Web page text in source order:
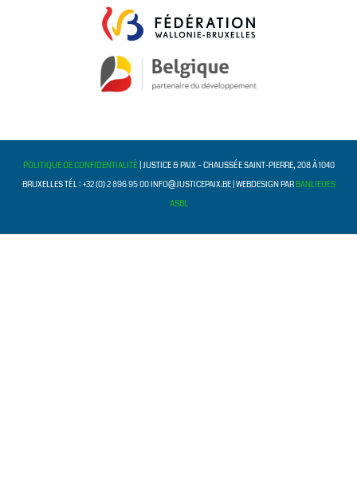
POLITIQUE DE CONFIDENTIALITÉ | JUSTICE & PAIX – CHAUSSÉE SAINT-PIERRE, 208 À 1040
BRUXELLES TÉL : +32 (0) 2 896 95 00 INFO@JUSTICEPAIX.BE | WEBDESIGN PAR BANLIEUES
ASBL